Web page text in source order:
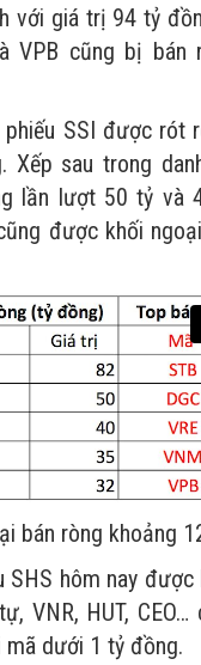
với giá trị 94 tỷ
VPB cũng bị bán
SSI được rót
Xếp sau trong
lần lượt 50 tỷ và
được khối
bán ròng khoảng
SHS hôm nay
VNR, HUT,
dưới 1 tỷ đồng.